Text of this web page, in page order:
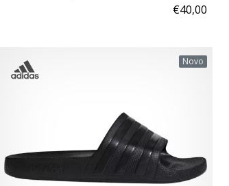
€40,00
Novo